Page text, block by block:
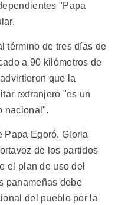
"Papa
término de tres días de
a 90 kilómetros de
que la
extranjero "es un
nacional".
Papa Egoró, Gloria
de los partidos
el plan de uso del
panameñas debe
del pueblo por la